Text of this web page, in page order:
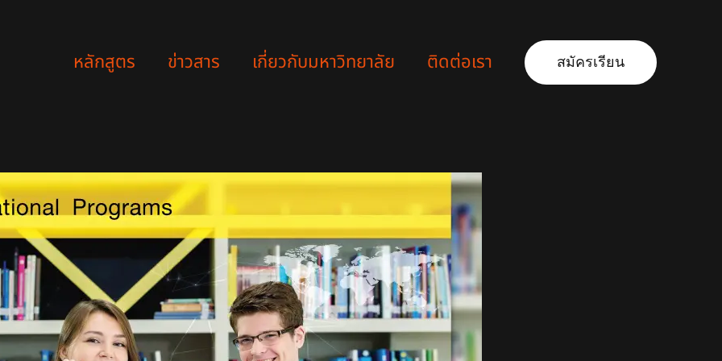
หลักสูตร ข่าวสาร เกี่ยวกับมหาวิทยาลัย ติดต่อเรา สมัครเรียน